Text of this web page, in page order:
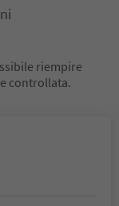
riempire
controllata.